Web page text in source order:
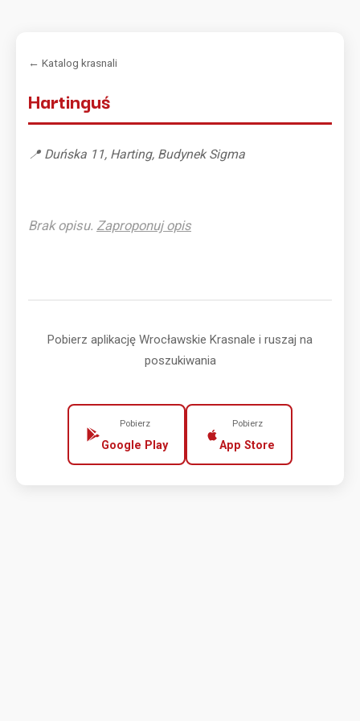
← Katalog krasnali
Hartinguś
📍 Duńska 11, Harting, Budynek Sigma
Brak opisu. Zaproponuj opis
Pobierz aplikację Wrocławskie Krasnale i ruszaj na
poszukiwania
Pobierz
Google Play
Pobierz
App Store